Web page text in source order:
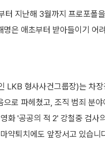
지난해 3월까지 프로포폴
명은 애초부터 받아들이기 어
LKB 형사사건그룹장)는 차
으로 파헤쳤고, 조직 범죄 분
화 '공공의 적 2' 강철중 검사
약퇴치에도 앞장서고 있습니